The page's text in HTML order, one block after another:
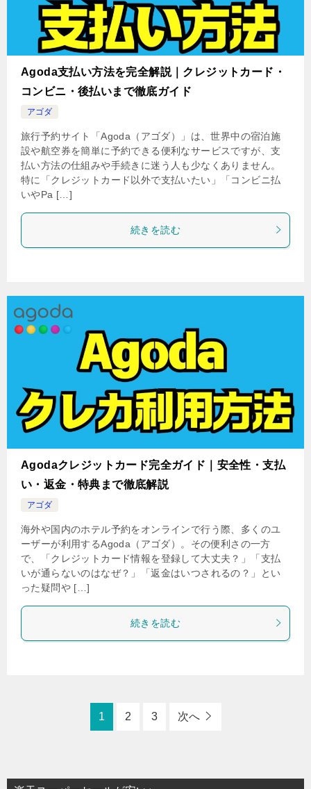
Agoda支払い方法を完全解説｜クレジットカード・
コンビニ・後払いまで徹底ガイド
アゴダ
旅行予約サイト「Agoda（アゴダ）」は、世界中の宿泊施
設や航空券を簡単に予約できる便利なサービスですが、支
払い方法の仕組みや手続きに迷う人も少なくありません。
特に「クレジットカード以外で支払いたい」「コンビニ払
いやPa […]
続きを読む
Agodaクレジットカード完全ガイド｜安全性・支払
い・返金・特典まで徹底解説
アゴダ
海外や国内のホテル予約をオンラインで行う際、多くのユ
ーザーが利用するAgoda（アゴダ）。その便利さの一方
で、「クレジットカード情報を登録して大丈夫？」「支払
いが通らないのはなぜ？」「返金はいつされるの？」とい
った疑問や […]
続きを読む
1 2 3 次へ